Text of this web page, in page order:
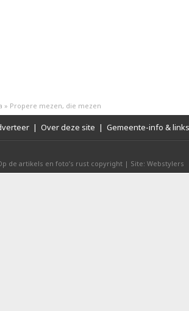
» Propere mezen, die mezen
| Over deze site | Gemeente-info & links
de artikels en foto’s rust copyright | Site: Webstylers